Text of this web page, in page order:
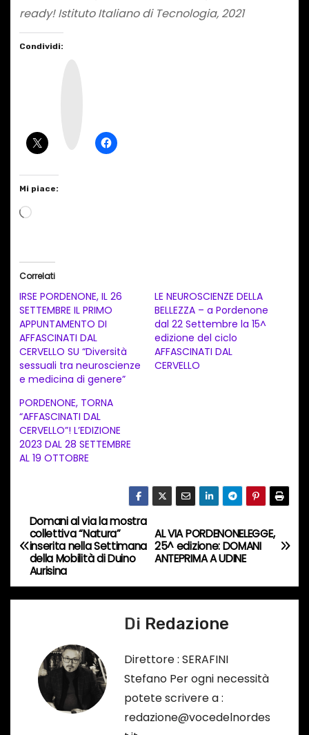
ready! Istituto Italiano di Tecnologia, 2021
Condividi:
Mi piace:
C
a
m
e
n
t
o
i
n
c
s
o
…
Correlati
IRSE PORDENONE, IL 26
SETTEMBRE IL PRIMO
APPUNTAMENTO DI
AFFASCINATI DAL
CERVELLO SU “Diversità
sessuali tra neuroscienze
e medicina di genere”
LE NEUROSCIENZE DELLA
BELLEZZA – a Pordenone
dal 22 Settembre la 15^
edizione del ciclo
AFFASCINATI DAL
CERVELLO
PORDENONE, TORNA
“AFFASCINATI DAL
CERVELLO”! L’EDIZIONE
2023 DAL 28 SETTEMBRE
AL 19 OTTOBRE
N
a
v
AL VIA PORDENONELEGGE,
25^ edizione: DOMANI
ANTEPRIMA A UDINE
Domani al via la mostra
collettiva “Natura”
inserita nella Settimana
della Mobilità di Duino
Aurisina
Di Redazione
Direttore : SERAFINI
Stefano Per ogni necessità
potete scrivere a :
redazione@vocedelnordes